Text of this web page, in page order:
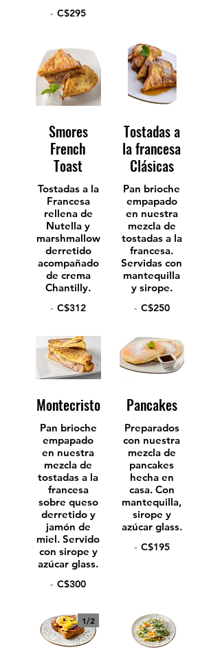
- C$295
Smores
French
Toast
Tostadas a la
Francesa
rellena de
Nutella y
marshmallow
derretido
acompañado
de crema
Chantilly.
- C$312
Tostadas a
la francesa
Clásicas
Pan brioche
empapado
en nuestra
mezcla de
tostadas a la
francesa.
Servidas con
mantequilla
y sirope.
- C$250
Montecristo
Pan brioche
empapado
en nuestra
mezcla de
tostadas a la
francesa
sobre queso
derretido y
jamón de
miel. Servido
con sirope y
azúcar glass.
- C$300
Pancakes
Preparados
con nuestra
mezcla de
pancakes
hecha en
casa. Con
mantequilla,
sirope y
azúcar glass.
- C$195
1/2